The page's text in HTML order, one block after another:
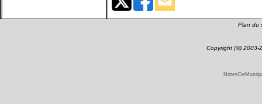
Plan du
Copyright (©) 2003-